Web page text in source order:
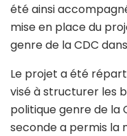
été ainsi
mise en place du
genre de la CDC
Le projet a été
visé à structurer les
politique genre de la
seconde a permis la